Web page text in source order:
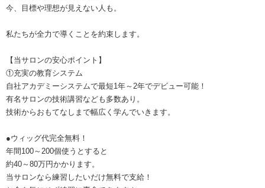
今、目標や理想が見えない人も。
私たちが全力で導くことを約束します。
【当サロンの安心ポイント】
①充実の教育システム
自社アカデミーシステムで最短1年～2年でデビュー可能！
有名サロンの技術講習なども多数あり。
技術からおもてなしまで幅広く学んでいきます。
●ウィッグ代完全無料！
年間100～200個使うとすると
約40～80万円かかります。
当サロンなら練習したいだけ無料で支給！